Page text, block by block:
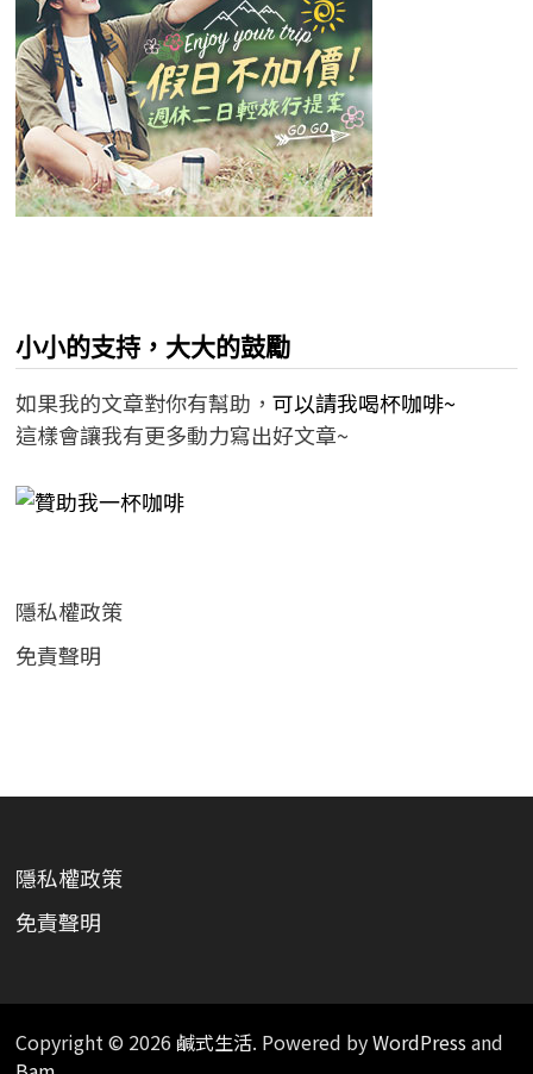
小小的支持，大大的鼓勵
如果我的文章對你有幫助， 可以請我喝杯咖啡~
這樣會讓我有更多動力寫出好文章~
隱私權政策
免責聲明
隱私權政策
免責聲明
Copyright © 2026 鹹式生活. Powered byWordPressand